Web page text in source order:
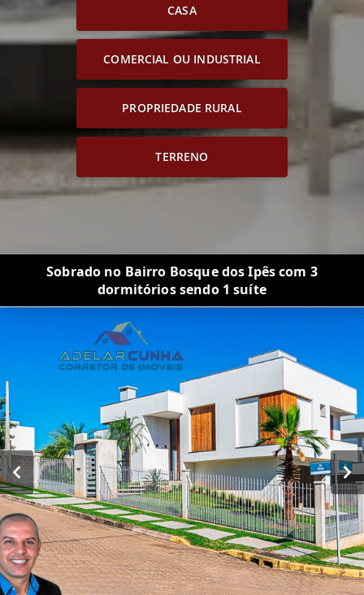
CASA
COMERCIAL OU INDUSTRIAL
PROPRIEDADE RURAL
TERRENO
Sobrado no Bairro Bosque dos Ipês com 3
dormitórios sendo 1 suíte